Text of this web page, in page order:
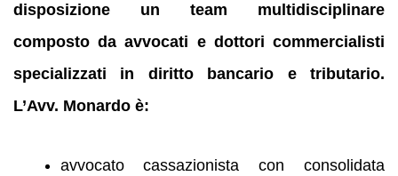
disposizione un team multidisciplinare
composto da avvocati e dottori commercialisti
specializzati in diritto bancario e tributario.
L’Avv. Monardo è:
avvocato cassazionista con consolidata